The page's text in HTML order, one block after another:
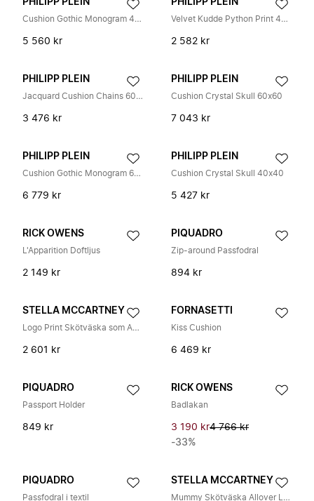
PHILIPP PLEIN
Cushion Gothic Monogram 40x40
5 560 kr
PHILIPP PLEIN
Velvet Kudde Python Print 40x40
2 582 kr
PHILIPP PLEIN
Jacquard Cushion Chains 60x60
3 476 kr
PHILIPP PLEIN
Cushion Crystal Skull 60x60
7 043 kr
PHILIPP PLEIN
Cushion Gothic Monogram 60x60
6 779 kr
PHILIPP PLEIN
Cushion Crystal Skull 40x40
5 427 kr
RICK OWENS
L'Apparition Doftljus
2 149 kr
PIQUADRO
Zip-around Passfodral
894 kr
STELLA MCCARTNEY
Logo Print Skötväska som Axelremsväska
2 601 kr
FORNASETTI
Kiss Cushion
6 469 kr
PIQUADRO
Passport Holder
849 kr
RICK OWENS
Badlakan
3 190 kr4 766 kr
-33%
PIQUADRO
Passfodral i textil
STELLA MCCARTNEY
Mummy Skötväska Allover Logo